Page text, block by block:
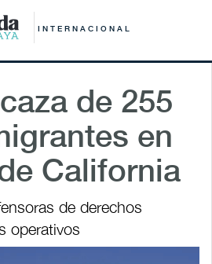
INTERNACIONAL
de 255
en
California
de derechos
operativos